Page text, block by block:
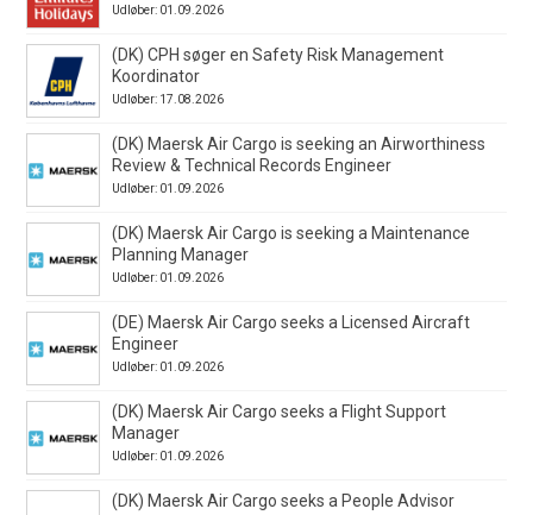
Udløber: 01.09.2026
(DK) CPH søger en Safety Risk Management
Koordinator
Udløber: 17.08.2026
(DK) Maersk Air Cargo is seeking an Airworthiness
Review & Technical Records Engineer
Udløber: 01.09.2026
(DK) Maersk Air Cargo is seeking a Maintenance
Planning Manager
Udløber: 01.09.2026
(DE) Maersk Air Cargo seeks a Licensed Aircraft
Engineer
Udløber: 01.09.2026
(DK) Maersk Air Cargo seeks a Flight Support
Manager
Udløber: 01.09.2026
(DK) Maersk Air Cargo seeks a People Advisor